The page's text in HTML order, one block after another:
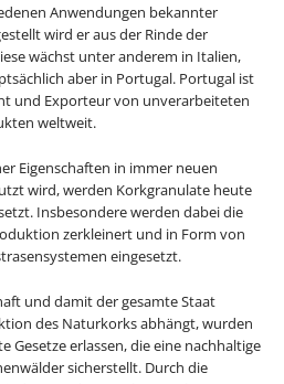
Anwendungen bekannter
wird er aus der Rinde der
wächst unter anderem in Italien,
aber in Portugal. Portugal ist
und Exporteur von unverarbeiteten
weltweit.
Eigenschaften in immer neuen
wird, werden Korkgranulate heute
Insbesondere werden dabei die
zerkleinert und in Form von
eingesetzt.
und damit der gesamte Staat
des Naturkorks abhängt, wurden
Gesetze erlassen, die eine nachhaltige
sicherstellt. Durch die